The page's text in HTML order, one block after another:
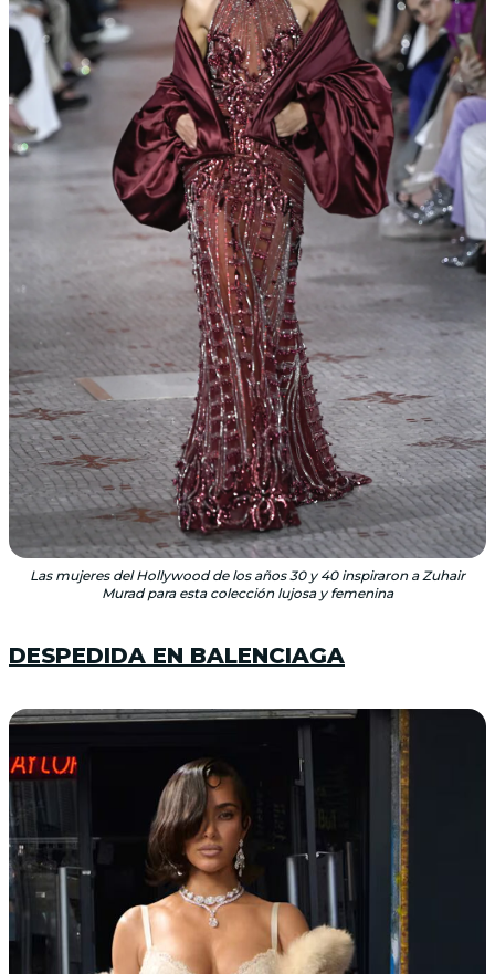
Las mujeres del Hollywood de los años 30 y 40 inspiraron a Zuhair
Murad para esta colección lujosa y femenina
DESPEDIDA EN BALENCIAGA